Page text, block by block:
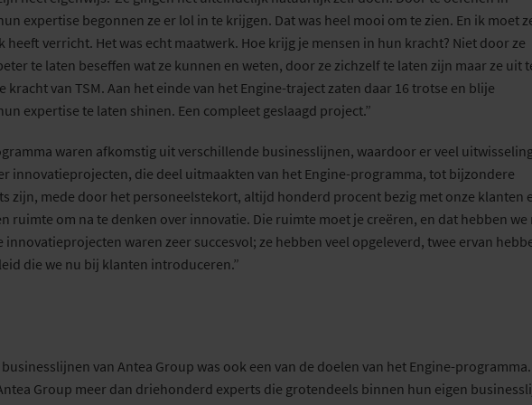
expertise begonnen ze er lol in te krijgen. Dat was heel mooi om te zien. En ik moet
heeft verricht. Hetwas echt maatwerk. Hoe krijg je mensen in hun kracht? Niet door ze
te laten beseffen wat ze kunnen en weten, door ze zichzelf te laten zijn maar ze uit
kracht van TSM. Aan het einde van het Engine-traject zaten daar 16 trotse en blije
expertise te laten shinen. Een compleet geslaagd project.”
waren afkomstig uit verschillende businesslijnen, waardoor er veel
innovatieprojecten, die deel uitmaakten van het Engine-programma, tot bijzondere
zijn, mede door het personeelstekort, altijd honderd procent bezig met onze klanten
ruimte om na te denken over innovatie. Die ruimte moet je creëren, en dat hebben we
innovatieprojectenwaren zeer succesvol; ze hebben veel opgeleverd, twee ervan
die we nu bij klanten introduceren.”
van Antea Group was ook een van de doelen van het Engine-programma.
Group meer dan driehonderd experts die grotendeels binnen hun eigen